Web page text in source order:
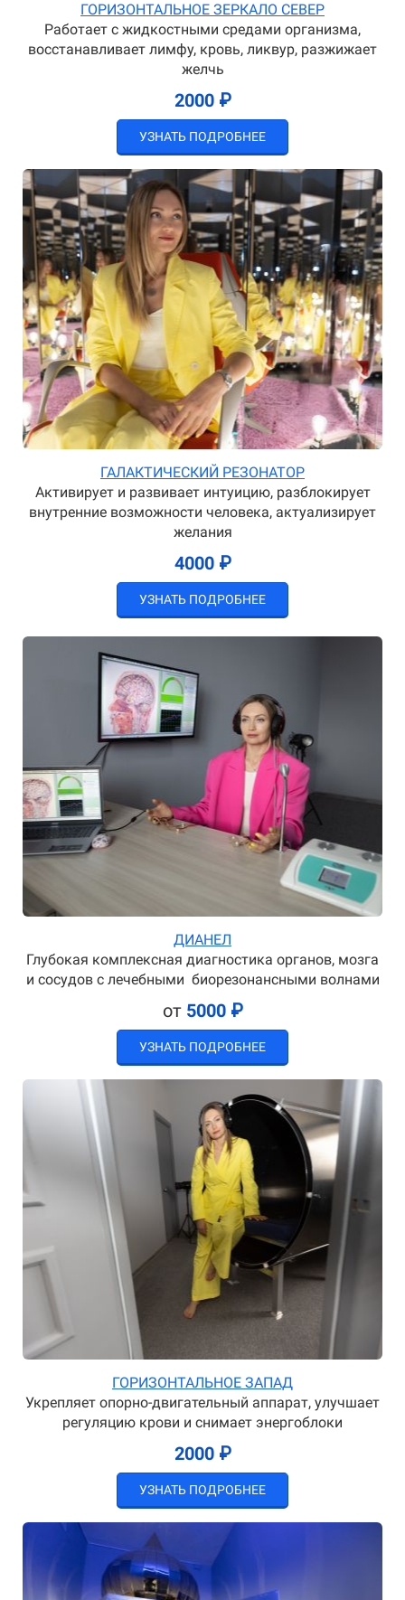
ГОРИЗОНТАЛЬНОЕ ЗЕРКАЛО СЕВЕР
Работает с жидкостными средами организма,
восстанавливает лимфу, кровь, ликвур, разжижает
желчь
2000 ₽
УЗНАТЬ ПОДРОБНЕЕ
ГАЛАКТИЧЕСКИЙ РЕЗОНАТОР
Активирует и развивает интуицию, разблокирует
внутренние возможности человека, актуализирует
желания
4000 ₽
УЗНАТЬ ПОДРОБНЕЕ
ДИАНЕЛ
Глубокая комплексная диагностика органов, мозга
и сосудов с лечебными биорезонансными волнами
от 5000 ₽
УЗНАТЬ ПОДРОБНЕЕ
ГОРИЗОНТАЛЬНОЕ ЗАПАД
Укрепляет опорно-двигательный аппарат, улучшает
регуляцию крови и снимает энергоблоки
2000 ₽
УЗНАТЬ ПОДРОБНЕЕ